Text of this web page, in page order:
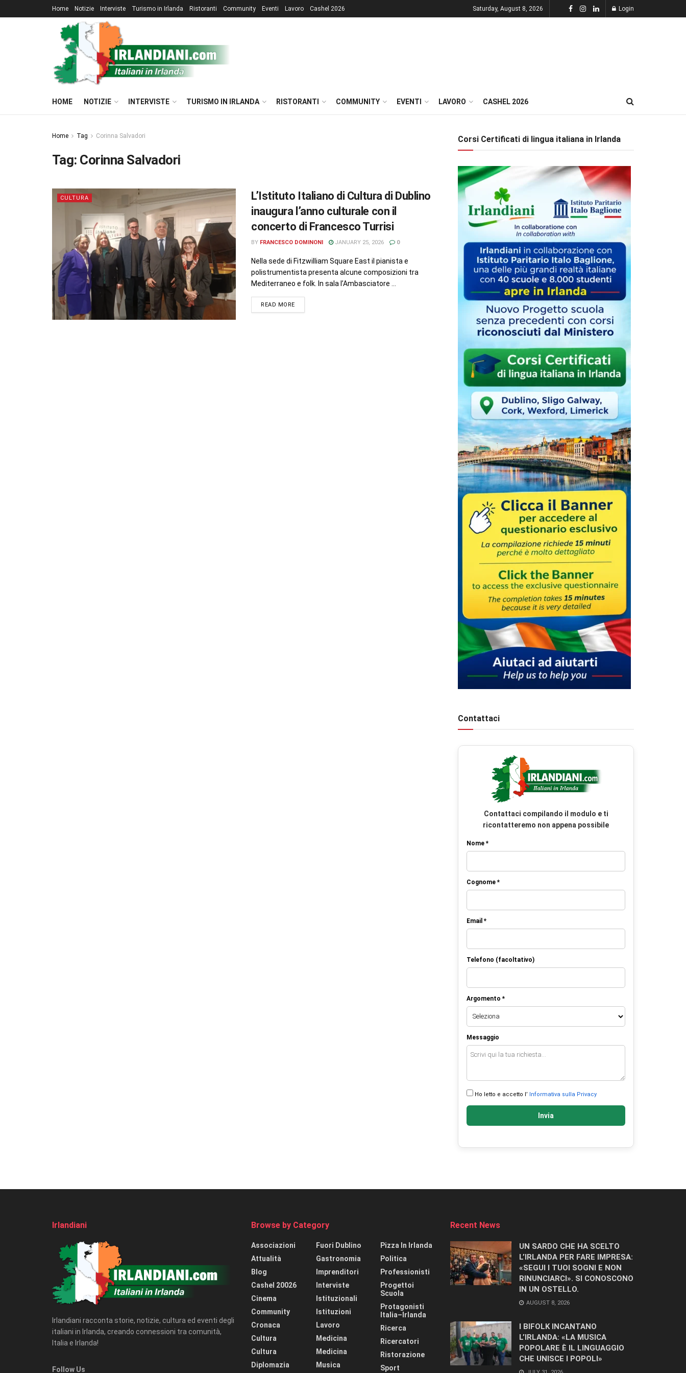
Home Notizie Interviste Turismo in Irlanda Ristoranti Community Eventi Lavoro Cashel 2026 Saturday, August 8, 2026 Login
HOME NOTIZIE INTERVISTE TURISMO IN IRLANDA RISTORANTI COMMUNITY EVENTI LAVORO CASHEL 2026
Home Tag Corinna Salvadori
Tag: Corinna Salvadori
CULTURA
L’Istituto Italiano di Cultura di Dublino
inaugura l’anno culturale con il
concerto di Francesco Turrisi
BY FRANCESCO DOMINONI JANUARY 25, 2026 0
Nella sede di Fitzwilliam Square East il pianista e
polistrumentista presenta alcune composizioni tra
Mediterraneo e folk. In sala l’Ambasciatore ...
READ MORE
Corsi Certificati di lingua italiana in Irlanda
Contattaci
Contattaci compilando il modulo e ti
ricontatteremo non appena possibile
Nome *
Cognome *
Email *
Telefono (facoltativo)
Argomento *
Messaggio
Ho letto e accetto l’ Informativa sulla Privacy
Invia
Irlandiani
Irlandiani racconta storie, notizie, cultura ed eventi degli
italiani in Irlanda, creando connessioni tra comunità,
Italia e Irlanda!
Follow Us
Browse by Category
Associazioni
Attualità
Blog
Cashel 20026
Cinema
Community
Cronaca
Cultura
Cultura
Diplomazia
Fuori Dublino
Gastronomia
Imprenditori
Interviste
Istituzionali
Istituzioni
Lavoro
Medicina
Medicina
Musica
Pizza In Irlanda
Politica
Professionisti
Progettoi
Scuola
Protagonisti
Italia–Irlanda
Ricerca
Ricercatori
Ristorazione
Sport
Recent News
UN SARDO CHE HA SCELTO
L’IRLANDA PER FARE IMPRESA:
«SEGUI I TUOI SOGNI E NON
RINUNCIARCI». SI CONOSCONO
IN UN OSTELLO.
AUGUST 8, 2026
I BIFOLK INCANTANO
L’IRLANDA: «LA MUSICA
POPOLARE È IL LINGUAGGIO
CHE UNISCE I POPOLI»